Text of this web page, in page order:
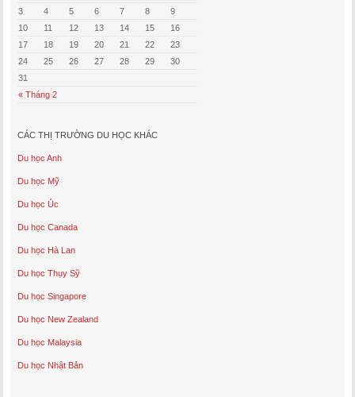
« Tháng 2
3
4 5 6 7 8
9
10
11 12 13 14 15
16
17
18 19 20 21 22
23
24
25 26 27 28 29
30
31
CÁC THỊ TRƯỜNG DU HỌC KHÁC
Du học Anh
Du học Mỹ
Du học Úc
Du học Canada
Du học Hà Lan
Du học Thụy Sỹ
Du học Singapore
Du học New Zealand
Du học Malaysia
Du học Nhật Bản